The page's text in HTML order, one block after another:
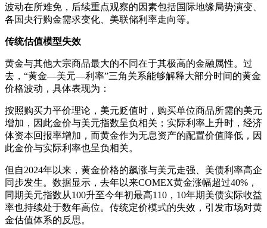
波动在所难免，后续重点观察的因素包括国际地缘局势演变、
各国央行购金需求变化、美联储利率走向等。
传统估值模型失效
黄金与其他大宗商品最大的不同在于其极高的金融属性。过
去，“黄金—美元—利率”三角关系能够解释大部分时间的黄金
价格波动，具体表现为：
按照购买力平价理论，美元贬值时，购买单位商品所需的美元
增加，因此金价与美元指数呈负相关；实际利率上升时，经济
体资本回报率增加，而黄金作为无息资产的配置价值降低，因
此金价与实际利率也呈负相关。
但自2024年以来，黄金价格的飙涨与美元走强、美债利率高企
同步发生。数据显示，去年以来COMEX黄金涨幅超过40%，
同期美元指数从100升至今年初最高110，10年期美债实际收益
率也持续处于数年高位。传统定价模式的失效，引发市场对黄
金估值体系的反思。